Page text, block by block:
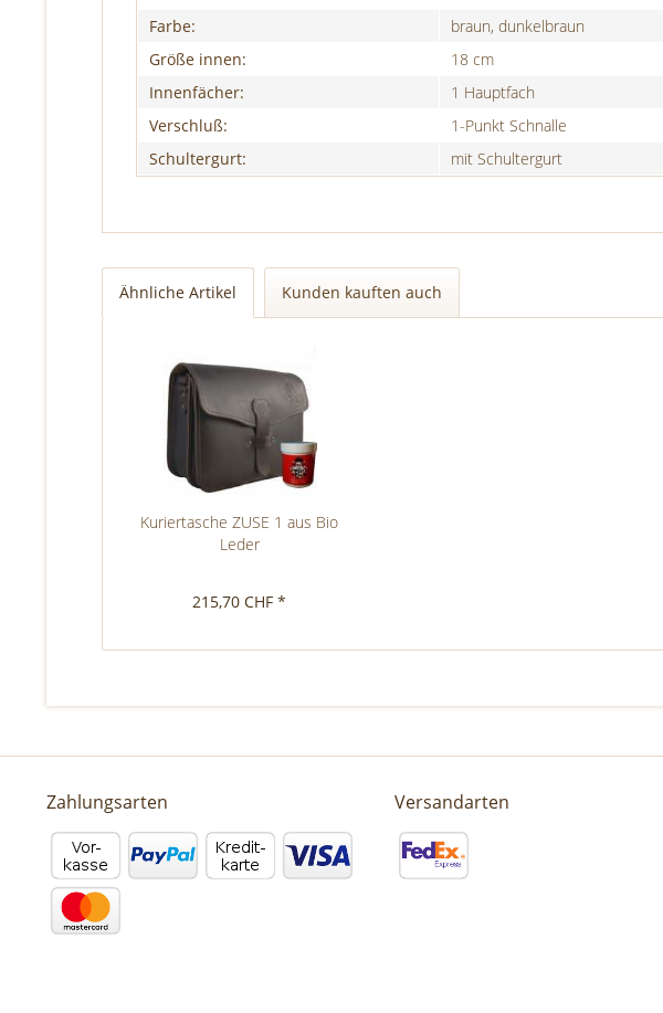
Farbe:
braun, dunkelbraun
Größe innen:
18 cm
Innenfächer:
1 Hauptfach
Verschluß:
1-Punkt Schnalle
Schultergurt:
mit Schultergurt
Ähnliche Artikel Kunden kauften auch
Kuriertasche ZUSE 1 aus Bio
Leder
215,70 CHF *
Zahlungsarten Versandarten